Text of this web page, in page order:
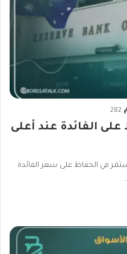
282
الفائدة عند أعلى
في الحفاظ على سعر الفائدة